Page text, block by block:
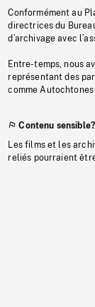
Conformément au
directrices du
d’archivage avec
Entre-temps, nous
représentant des
comme Autochtones
Contenu sensible?
Les films et les
reliés pourraient